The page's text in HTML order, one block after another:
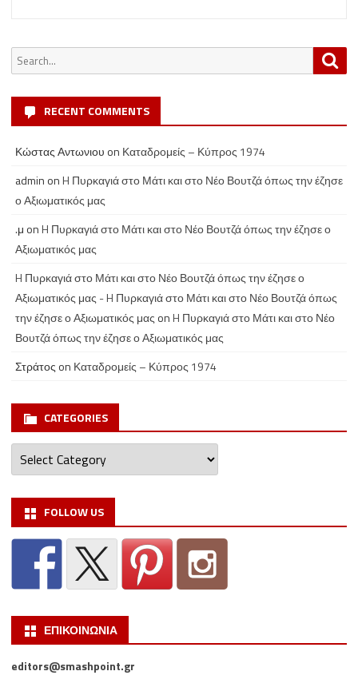
Search
for:
RECENT COMMENTS
Κώστας Αντωνιου on Καταδρομείς – Κύπρος 1974
admin onH Πυρκαγιά στο Μάτι και στο Νέο Βουτζά όπως την έζησε
ο Αξιωματικός μας
.μ onH Πυρκαγιά στο Μάτι και στο Νέο Βουτζά όπως την έζησε ο
Αξιωματικός μας
H Πυρκαγιά στο Μάτι και στο Νέο Βουτζά όπως την έζησε ο
Αξιωματικός μας - H Πυρκαγιά στο Μάτι και στο Νέο Βουτζά όπως
την έζησε ο Αξιωματικός μας onH Πυρκαγιά στο Μάτι και στο Νέο
Βουτζά όπως την έζησε ο Αξιωματικός μας
Στράτος on Καταδρομείς – Κύπρος 1974
CATEGORIES
Categories
FOLLOW US
ΕΠΙΚΟΙΝΩΝΙΑ
editors@smashpoint.gr